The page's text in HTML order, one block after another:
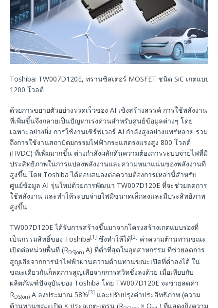
Toshiba: TW007D120E, ทรานซิสเตอร์ MOSFET ชนิด SiC เกตแบบร่
1200 โวลต์
ด้วยการขยายตัวอย่างรวดเร็วของ AI เชิงสร้างสรรค์ การใช้พลังงาน
ที่เพิ่มขึ้นจึงกลายเป็นปัญหาเร่งด่วนสำหรับศูนย์ข้อมูลต่างๆ โดย
เฉพาะอย่างยิ่ง การใช้งานเซิร์ฟเวอร์ AI กำลังสูงอย่างแพร่หลาย รวม
ถึงการใช้งานสถาปัตยกรรมไฟฟ้ากระแสตรงแรงสูง 800 โวลต์
(HVDC) ที่เพิ่มมากขึ้น ต่างกำลังผลักดันความต้องการระบบจ่ายไฟที่มี
ประสิทธิภาพในการแปลงพลังงานและความหนาแน่นของพลังงานที่
สูงขึ้น โดย Toshiba ได้ตอบสนองต่อความต้องการเหล่านี้สำหรับ
ศูนย์ข้อมูล AI รุ่นใหม่ด้วยการพัฒนา TW007D120E ที่จะช่วยลดการ
ใช้พลังงาน และทำให้ระบบจ่ายไฟมีขนาดเล็กลงและมีประสิทธิภาพ
สูงขึ้น
TW007D120E ได้รับการสร้างขึ้นมาจากโครงสร้างเกตแบบร่องที่
เป็นกรรมสิทธิ์ของ Toshiba[1] ซึ่งทำให้ได้[2] ค่าความต้านทานขณะ
เปิดต่อหน่วยพื้นที่ (RDS(on) A) ที่ต่ำที่สุดในอุตสาหกรรม ที่ช่วยลดการ
สูญเสียจากการนำไฟฟ้าผ่านความต้านทานขณะเปิดที่ต่ำลงได้ ใน
ขณะเดียวกันก็ลดการสูญเสียจากการสวิทชิ่งลงด้วย เมื่อเทียบกับ
ผลิตภัณฑ์ปัจจุบันของ Toshiba โดย TW007D120E จะช่วยลดค่า
RDS(on) A ลงประมาณ 58%[3] และปรับปรุงค่าประสิทธิภาพ (ความ
ต้านทานขณะเปิด × ประจุเกต-เดรน (R
× Q ) ที่แสดงถึงความ